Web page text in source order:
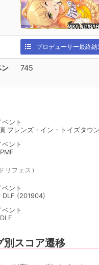
プロデューサー最終結
ン
745
ント
フレンズ・イン・トイズタウン
ント
リフェス)
ント
DLF (201904)
ント
別スコア遷移